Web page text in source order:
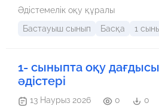
Әдістемелік оқу құралы
Бастауыш сынып
Басқа 1
1- сыныпта оқу
әдістері
13 Наурыз 2026 0
0